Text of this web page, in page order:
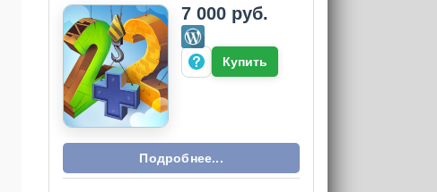
7 000 руб.
Купить
Подробнее...